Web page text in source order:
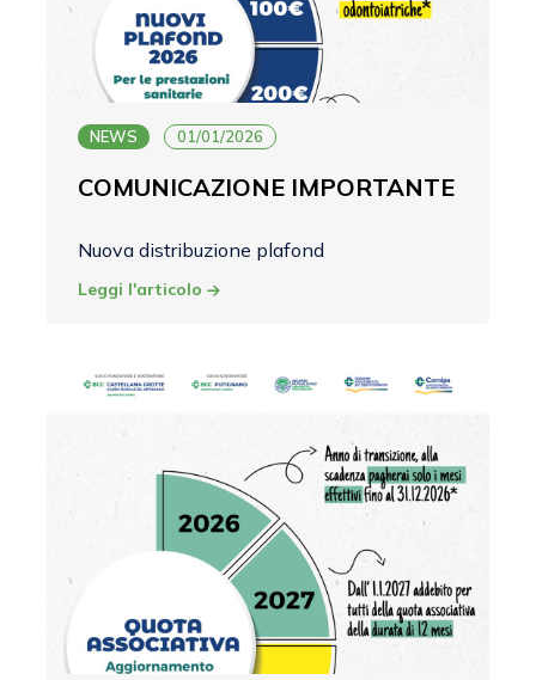
NEWS 01/01/2026
COMUNICAZIONE IMPORTANTE
Nuova distribuzione plafond
Leggi l'articolo